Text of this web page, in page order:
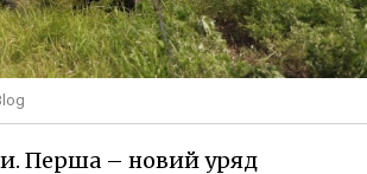
Перша – новий уряд